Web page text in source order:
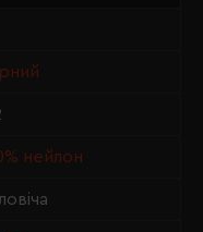
нейлон